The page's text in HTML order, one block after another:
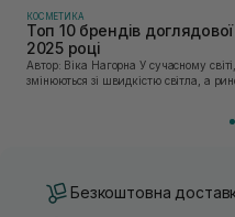
КОСМЕТИКА
Топ 10 брендів
2025 році
Автор: Віка Нагорна У сучасному світі, де тренди
змінюються зі швидкістю світла, а
Безкоштовна